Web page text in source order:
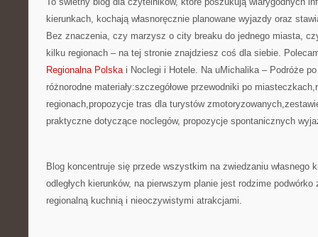
kierunkach, kochają własnoręcznie planowane wyjazdy oraz
Bez znaczenia, czy marzysz o city breaku do jednego miasta,
kilku regionach – na tej stronie znajdziesz coś dla siebie.
Regionalna Polskai Noclegi i Hotele. Na uMichalika – Podróże
różnorodne materiały:szczegółowe przewodniki po
regionach,propozycje tras dla turystów
praktyczne dotyczące noclegów, propozycje spontanicznych
Blog koncentruje się przede wszystkim na zwiedzaniu własnego
odległych kierunków, na pierwszym planie jest rodzime podwórko
regionalną kuchnią i nieoczywistymi atrakcjami.